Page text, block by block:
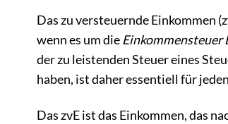
Das zu versteuernde Einkommen
wenn es um die Einkommensteuer
der zu leistenden Steuer eines
haben, ist daher essentiell für
Das zvE ist das Einkommen, das